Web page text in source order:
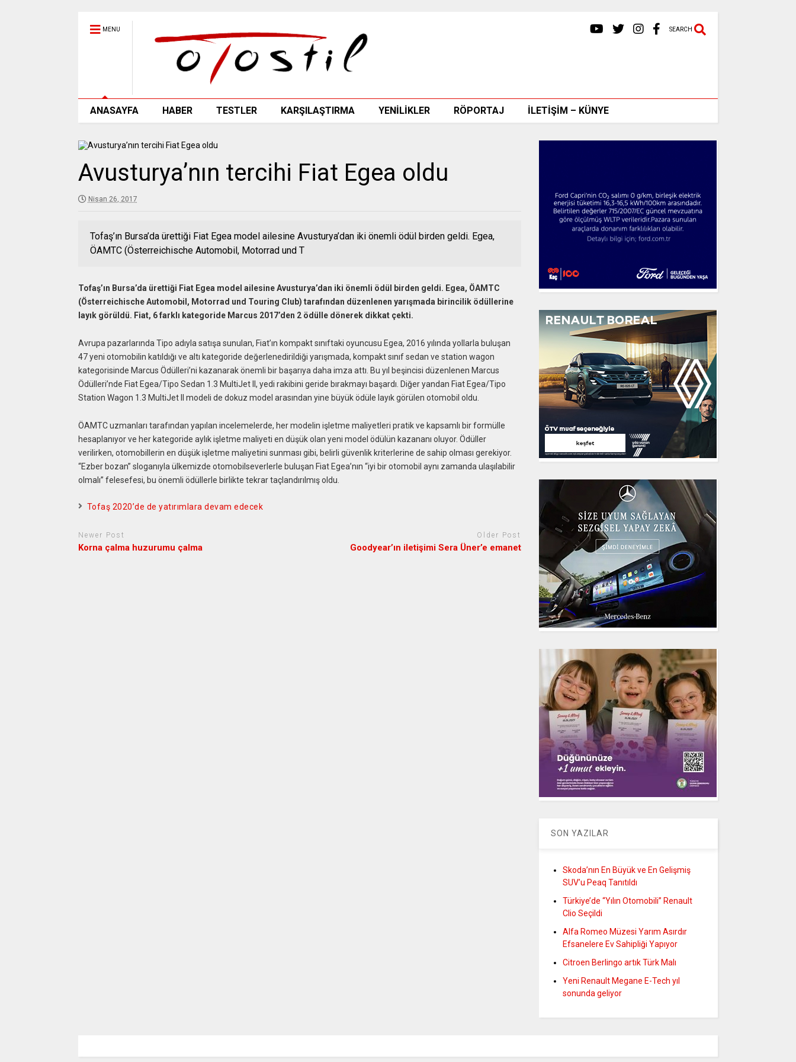
MENU SEARCH
ANASAYFA HABER TESTLER KARŞILAŞTIRMA YENİLİKLER RÖPORTAJ İLETİŞİM – KÜNYE
Avusturya’nın tercihi Fiat Egea oldu
Nisan 26, 2017
Tofaş’ın Bursa’da ürettiği Fiat Egea model ailesine Avusturya’dan iki önemli ödül birden geldi. Egea,
ÖAMTC (Österreichische Automobil, Motorrad und T
Tofaş’ın Bursa’da ürettiği Fiat Egea model ailesine Avusturya’dan iki önemli ödül birden geldi. Egea, ÖAMTC
(Österreichische Automobil, Motorrad und Touring Club) tarafından düzenlenen yarışmada birincilik ödüllerine
layık görüldü. Fiat, 6 farklı kategoride Marcus 2017’den 2 ödülle dönerek dikkat çekti.
Avrupa pazarlarında Tipo adıyla satışa sunulan, Fiat’ın kompakt sınıftaki oyuncusu Egea, 2016 yılında yollarla buluşan
47 yeni otomobilin katıldığı ve altı kategoride değerlenedirildiği yarışmada, kompakt sınıf sedan ve station wagon
kategorisinde Marcus Ödülleri’ni kazanarak önemli bir başarıya daha imza attı. Bu yıl beşincisi düzenlenen Marcus
Ödülleri’nde Fiat Egea/Tipo Sedan 1.3 MultiJet II, yedi rakibini geride bırakmayı başardı. Diğer yandan Fiat Egea/Tipo
Station Wagon 1.3 MultiJet II modeli de dokuz model arasından yine büyük ödüle layık görülen otomobil oldu.
ÖAMTC uzmanları tarafından yapılan incelemelerde, her modelin işletme maliyetleri pratik ve kapsamlı bir formülle
hesaplanıyor ve her kategoride aylık işletme maliyeti en düşük olan yeni model ödülün kazananı oluyor. Ödüller
verilirken, otomobillerin en düşük işletme maliyetini sunması gibi, belirli güvenlik kriterlerine de sahip olması gerekiyor.
“Ezber bozan” sloganıyla ülkemizde otomobilseverlerle buluşan Fiat Egea’nın “iyi bir otomobil aynı zamanda ulaşılabilir
olmalı” felesefesi, bu önemli ödüllerle birlikte tekrar taçlandırılmış oldu.
Tofaş 2020’de de yatırımlara devam edecek
Newer Post
Korna çalma huzurumu çalma
Older Post
Goodyear’ın iletişimi Sera Üner’e emanet
SON YAZILAR
Skoda’nın En Büyük ve En Gelişmiş
SUV’u Peaq Tanıtıldı
Türkiye’de “Yılın Otomobili” Renault
Clio Seçildi
Alfa Romeo Müzesi Yarım Asırdır
Efsanelere Ev Sahipliği Yapıyor
Citroen Berlingo artık Türk Malı
Yeni Renault Megane E-Tech yıl
sonunda geliyor